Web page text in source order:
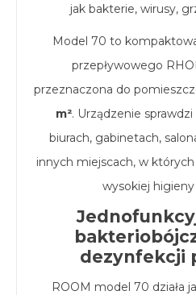
jak bakterie, wirusy,
Model 70 to
przepływowego
przeznaczona do
m². Urządzenie
biurach, gabinetach,
innych miejscach, w
wysokiej
dezynfekcji
ROOM model 70 działa